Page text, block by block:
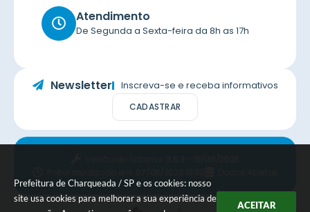
Prefeitura de Charqueada / SP e os cookies: nosso
site usa cookies para melhorar a sua experiência de
ACEITAR
Atendimento
De Segunda a Sexta-feira da 8h as 17h
Newsletter Inscreva-se e receba informativos
CADASTRAR